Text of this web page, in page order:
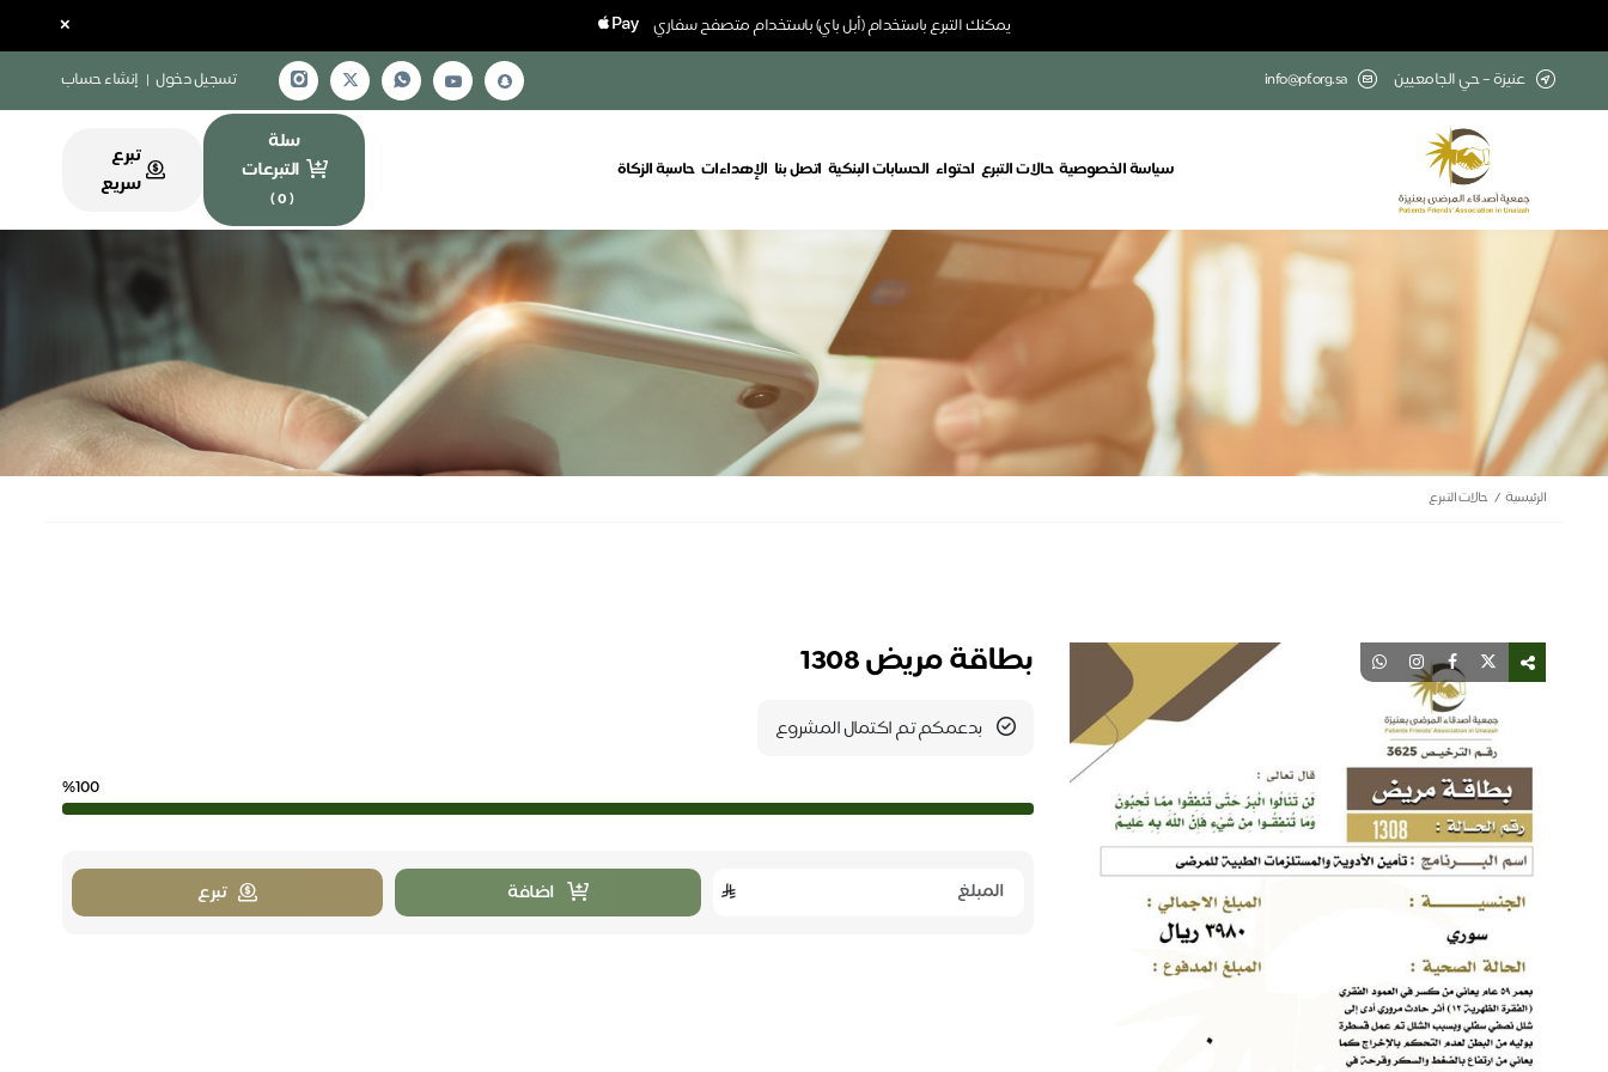
يمكنك التبرع باستخدام (أبل باي) باستخدام متصفح سفاري ×
عنيزة – حي الجامعيين info@pf.org.sa تسجيل دخول | إنشاء حساب
سياسة الخصوصية حالات التبرع احتواء الحسابات البنكية اتصل بنا الإهداءات حاسبة الزكاة
سلة
التبرعات
(
0
)
تبرع
سريع
الرئيسية حالات التبرع
بطاقة مريض 1308
بدعمكم تم اكتمال المشروع
%100
اضافة تبرع